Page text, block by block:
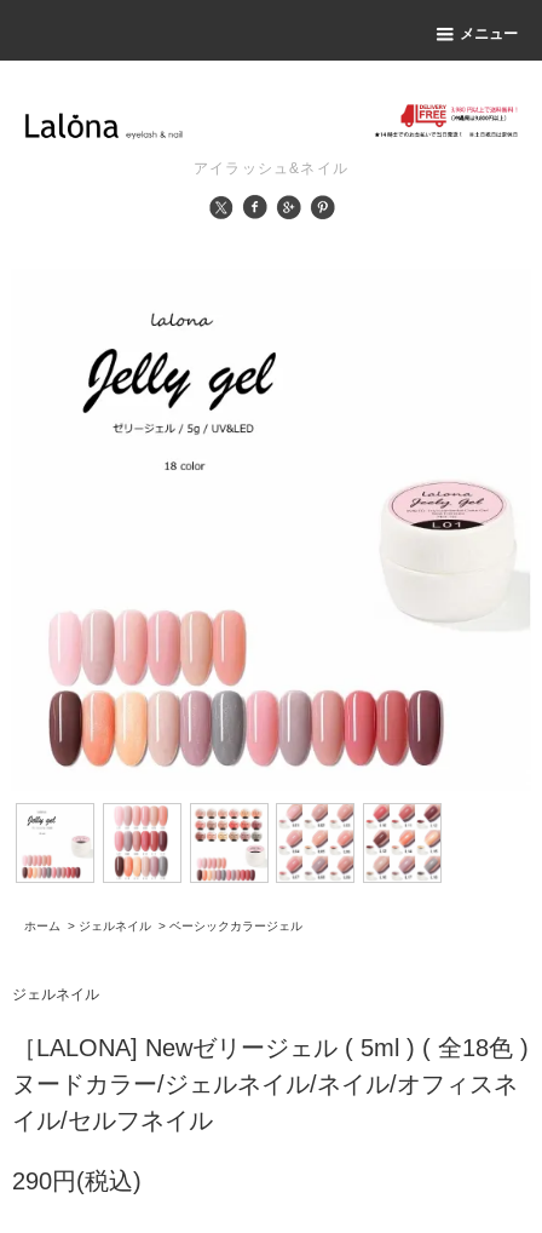
メニュー
アイラッシュ&ネイル
ホーム > ジェルネイル > ベーシックカラージェル
ジェルネイル
［LALONA] Newゼリージェル ( 5ml ) ( 全18色 )
ヌードカラー/ジェルネイル/ネイル/オフィスネ
イル/セルフネイル
290円(税込)